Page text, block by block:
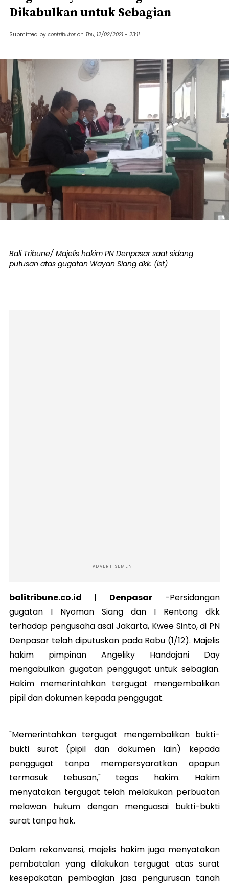
Dikabulkan untuk Sebagian
Submitted by contributor on Thu, 12/02/2021 - 23:11
Bali Tribune/ Majelis hakim PN Denpasar saat sidang
putusan atas gugatan Wayan Siang dkk. (ist)
ADVERTISEMENT
balitribune.co.id | Denpasar-Persidangan
gugatan I Nyoman Siang dan I Rentong dkk
terhadap pengusaha asal Jakarta, Kwee Sinto, di PN
Denpasar telah diputuskan pada Rabu (1/12). Majelis
hakim pimpinan Angeliky Handajani Day
mengabulkan gugatan penggugat untuk sebagian.
Hakim memerintahkan tergugat mengembalikan
pipil dan dokumen kepada penggugat.
"Memerintahkan tergugat mengembalikan bukti-
bukti surat (pipil dan dokumen lain) kepada
penggugat tanpa mempersyaratkan apapun
termasuk tebusan," tegas hakim. Hakim
menyatakan tergugat telah melakukan perbuatan
melawan hukum dengan menguasai bukti-bukti
surat tanpa hak.
Dalam rekonvensi, majelis hakim juga menyatakan
pembatalan yang dilakukan tergugat atas surat
kesepakatan pembagian jasa pengurusan tanah